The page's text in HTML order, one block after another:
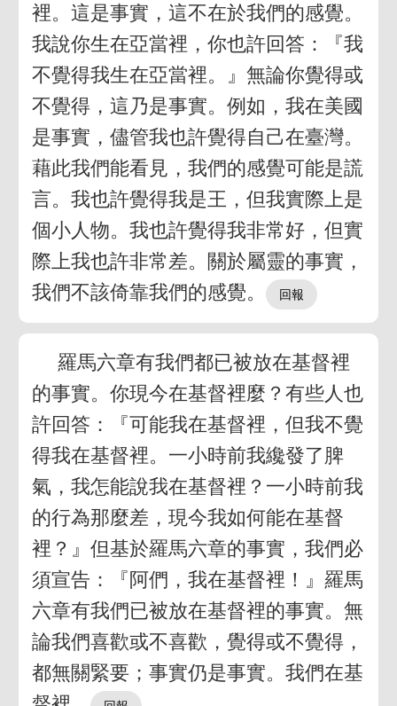
裡。這是事實，這不在於我們的感覺。
我說你生在亞當裡，你也許回答：『我
不覺得我生在亞當裡。』無論你覺得或
不覺得，這乃是事實。例如，我在美國
是事實，儘管我也許覺得自己在臺灣。
藉此我們能看見，我們的感覺可能是謊
言。我也許覺得我是王，但我實際上是
個小人物。我也許覺得我非常好，但實
際上我也許非常差。關於屬靈的事實，
我們不該倚靠我們的感覺。
羅馬六章有我們都已被放在基督裡
的事實。你現今在基督裡麼？有些人也
許回答：『可能我在基督裡，但我不覺
得我在基督裡。一小時前我纔發了脾
氣，我怎能說我在基督裡？一小時前我
的行為那麼差，現今我如何能在基督
裡？』但基於羅馬六章的事實，我們必
須宣告：『阿們，我在基督裡！』羅馬
六章有我們已被放在基督裡的事實。無
論我們喜歡或不喜歡，覺得或不覺得，
都無關緊要；事實仍是事實。我們在基